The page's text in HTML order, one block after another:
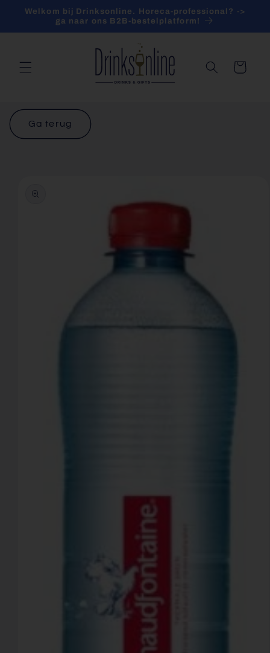
naar de
content
Welkom bij Drinksonline. Horeca-professional? ->
ga naar ons B2B-bestelplatform!
Winkelwagen
Ga terug